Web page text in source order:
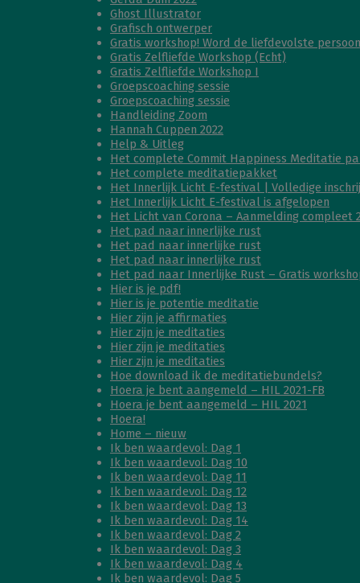
Ghost Illustrator
Grafisch ontwerper
Gratis workshop! Word de liefdevolste
Gratis Zelfliefde Workshop (Echt)
Gratis Zelfliefde Workshop I
Groepscoaching sessie
Groepscoaching sessie
Handleiding Zoom
Hannah Cuppen 2022
Help & Uitleg
Het complete Commit Happiness Meditatie
Het complete meditatiepakket
Het Innerlijk Licht E-festival | Volledige
Het Innerlijk Licht E-festival is afgelopen
Het Licht van Corona – Aanmelding compleet
Het pad naar innerlijke rust
Het pad naar innerlijke rust
Het pad naar innerlijke rust
Het pad naar Innerlijke Rust – Gratis
Hier is je pdf!
Hier is je potentie meditatie
Hier zijn je affirmaties
Hier zijn je meditaties
Hier zijn je meditaties
Hier zijn je meditaties
Hoe download ik de meditatiebundels?
Hoera je bent aangemeld – HIL 2021-FB
Hoera je bent aangemeld – HIL 2021
Hoera!
Home – nieuw
Ik ben waardevol: Dag 1
Ik ben waardevol: Dag 10
Ik ben waardevol: Dag 11
Ik ben waardevol: Dag 12
Ik ben waardevol: Dag 13
Ik ben waardevol: Dag 14
Ik ben waardevol: Dag 2
Ik ben waardevol: Dag 3
Ik ben waardevol: Dag 4
Ik ben waardevol: Dag 5